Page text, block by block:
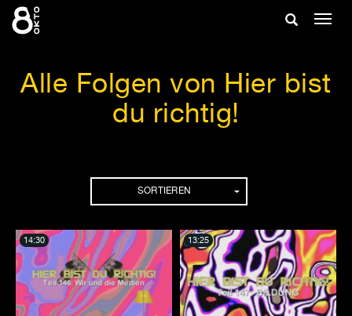
Zum
Inhalt
Suche
Alle Folgen von Hier bist
du richtig!
SORTIEREN
14:30 13:25